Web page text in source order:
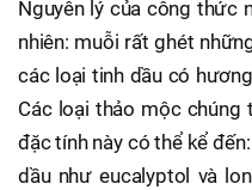
Nguyên lý của công thức
nhiên: muỗi rất ghét
các loại tinh dầu có
Các loại thảo mộc chúng
đặc tính này có thể kể đến:
dầu như eucalyptol và